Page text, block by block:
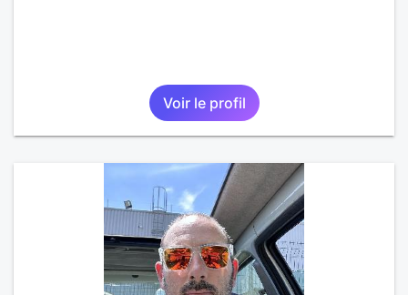
Voir le profil